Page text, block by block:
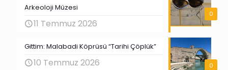
0
Arkeoloji Müzesi
11 Temmuz 2026
0
Gittim: Malabadi Köprüsü “Tarihi Çöplük”
10 Temmuz 2026